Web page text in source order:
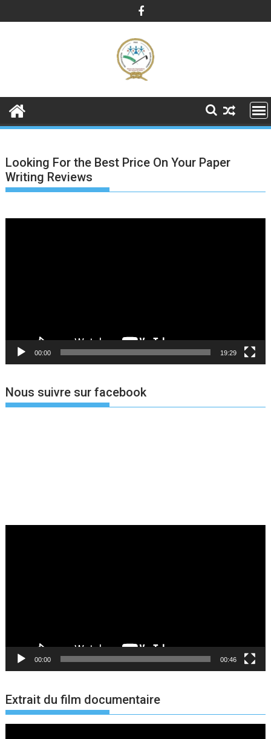
to
Looking For the Best Price On Your Paper
Writing Reviews
00:00 19:29
Nous suivre sur facebook
00:00 00:46
Extrait du film documentaire